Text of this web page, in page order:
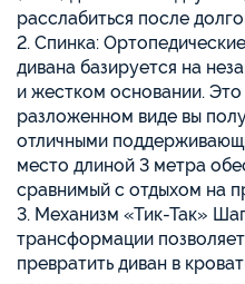
расслабиться после
2. Спинка:
дивана базируется на
и жестком основании.
разложенном виде вы
отличными
место длиной 3 метра
сравнимый с отдыхом на
3. Механизм «Тик-Так»
трансформации
превратить диван в